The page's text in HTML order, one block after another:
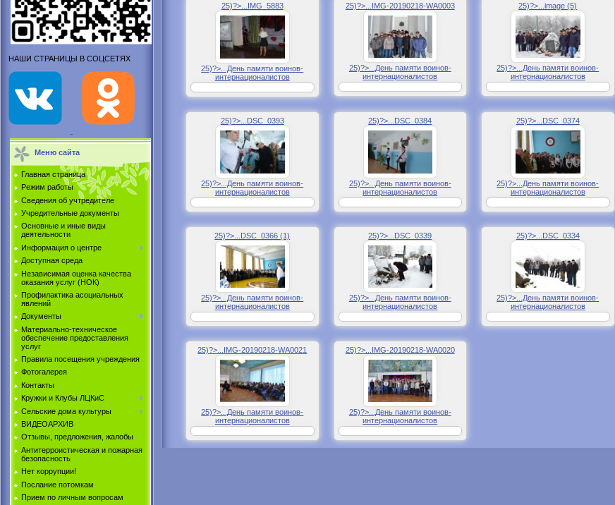
НАШИ СТРАНИЦЫ В СОЦСЕТЯХ
Меню сайта
Главная страница
Режим работы
Сведения об учтредителе
Учредительные документы
Основные и иные виды
деятельности
Информация о центре
Доступная среда
Независимая оценка качества
оказания услуг (НОК)
Профилактика асоциальных
явлений
Документы
Материально-техническое
обеспечение предоставления
услуг
Правила посещения учреждения
Фотогалерея
Контакты
Кружки и Клубы ЛЦКиС
Сельские дома культуры
ВИДЕОАРХИВ
Отзывы, предложения, жалобы
Антитерроистическая и пожарная
безопасность
Нет коррупции!
Послание потомкам
Прием по личным вопросам
25)?>...IMG_5883
25)?>...День памяти воинов-
интернационалистов
25)?>...IMG-20190218-WA0003
25)?>...День памяти воинов-
интернационалистов
25)?>...image (5)
25)?>...День памяти воинов-
интернационалистов
25)?>...DSC_0393
25)?>...День памяти воинов-
интернационалистов
25)?>...DSC_0384
25)?>...День памяти воинов-
интернационалистов
25)?>...DSC_0374
25)?>...День памяти воинов-
интернационалистов
25)?>...DSC_0366 (1)
25)?>...День памяти воинов-
интернационалистов
25)?>...DSC_0339
25)?>...День памяти воинов-
интернационалистов
25)?>...DSC_0334
25)?>...День памяти воинов-
интернационалистов
25)?>...IMG-20190218-WA0021
25)?>...День памяти воинов-
интернационалистов
25)?>...IMG-20190218-WA0020
25)?>...День памяти воинов-
интернационалистов